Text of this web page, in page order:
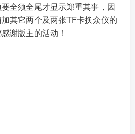
全须全尾才显示郑重其事，因
其它两个及两张TF卡换众仪的
谢版主的活动！